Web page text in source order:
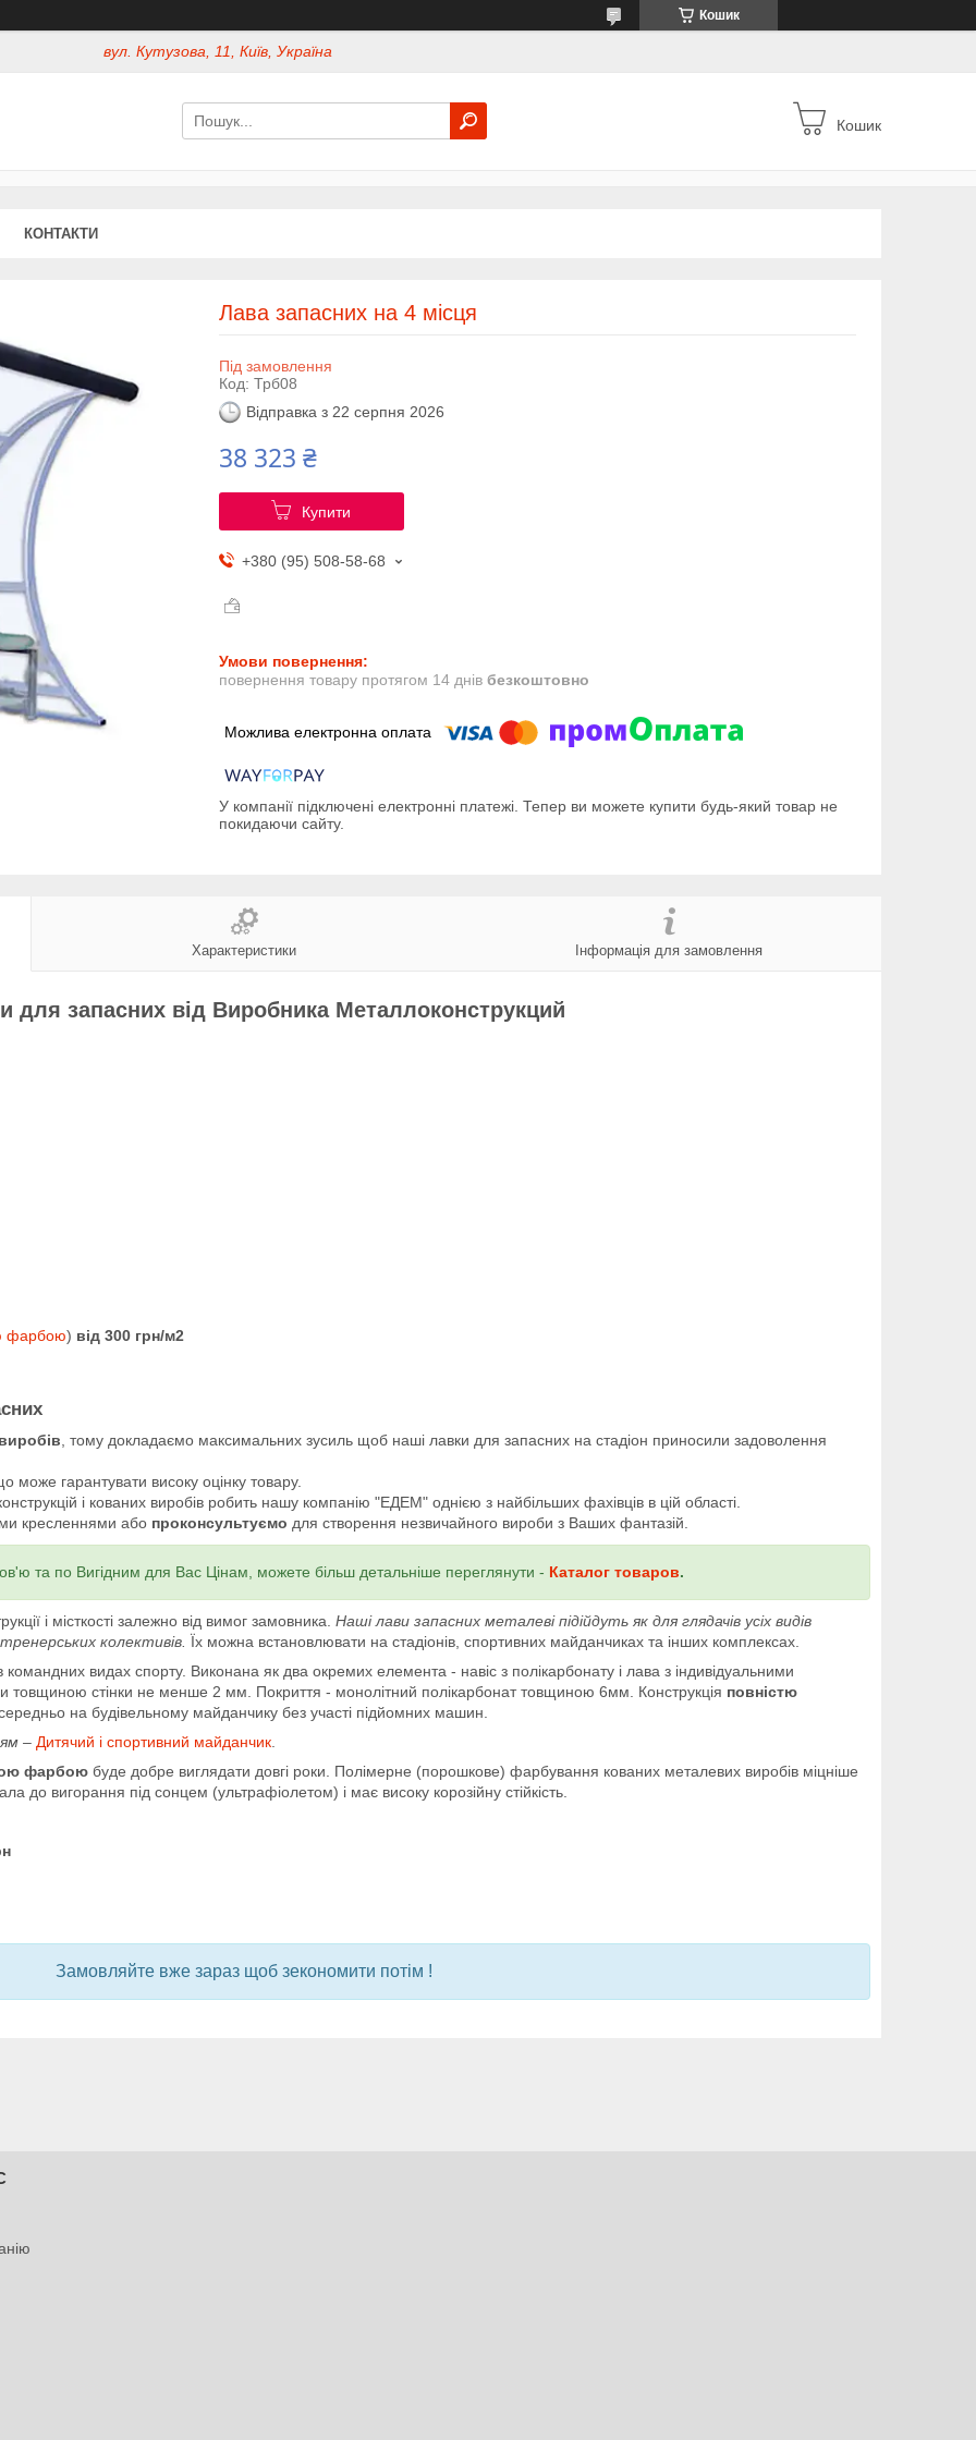
Кошик
вул. Кутузова, 11, Київ, Україна
Кошик
КОНТАКТИ
Лава запасних на 4 місця
Під замовлення
Код: Трб08
Відправка з 22 серпня 2026
38 323 ₴
Купити
+380 (95) 508-58-68
повернення товару протягом 14 днів безкоштовно
У компанії підключені електронні платежі. Тепер ви можете купити будь-який товар не
покидаючи сайту.
Характеристики Інформація для замовлення
для запасних від Виробника Металлоконструкций
фарбою) від 300 грн/м2
, тому докладаємо максимальних зусиль щоб наші лавки для запасних на стадіон приносили задоволення
може гарантувати високу оцінку товару.
і кованих виробів робить нашу компанію "ЕДЕМ" однією з найбільших фахівців в цій області.
кресленнями або проконсультуємо для створення незвичайного вироби з Ваших фантазій.
та по Вигідним для Вас Цінам, можете більш детальніше переглянути - Каталог товаров.
і місткості залежно від вимог замовника. Наші лави запасних металеві підійдуть як для глядачів усіх видів
колективів. Їх можна встановлювати на стадіонів, спортивних майданчиках та інших комплексах.
командних видах спорту. Виконана як два окремих елемента - навіс з полікарбонату і лава з індивідуальними
товщиною стінки не менше 2 мм. Покриття - монолітний полікарбонат товщиною 6мм. Конструкція повністю
на будівельному майданчику без участі підйомних машин.
– Дитячий і спортивний майданчик
фарбою буде добре виглядати довгі роки. Полімерне (порошкове) фарбування кованих металевих виробів міцніше
до вигорання під сонцем (ультрафіолетом) і має високу корозійну стійкість.
Замовляйте вже зараз щоб зекономити потім !